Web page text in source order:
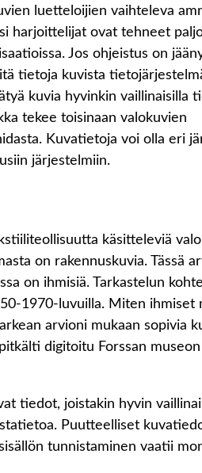
luetteloijien vaihteleva
harjoittelijat ovat tehneet
Jos ohjeistus on
tietoja kuvista
kuvia hyvinkin vaillinaisilla
tekee toisinaan valokuvien
Kuvatietoja voi olla eri
järjestelmiin.
käsitteleviä
on rakennuskuvia. Tässä
on ihmisiä. Tarkastelun
1970-luvuilla. Miten ihmiset
arvioni mukaan sopivia
digitoitu Forssan museon
tiedot, joistakin hyvin
Puutteelliset
tunnistaminen vaatii